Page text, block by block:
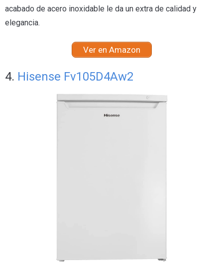
acabado de acero inoxidable le da un extra de calidad y
elegancia.
Ver en Amazon
4. Hisense Fv105D4Aw2